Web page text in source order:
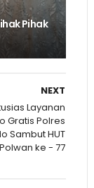
Pihak
NEXT
Layanan
Gratis Polres
Sambut HUT
Polwan ke - 77